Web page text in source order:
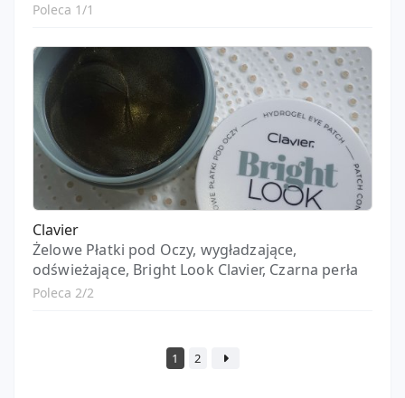
Poleca 1/1
Clavier
Żelowe Płatki pod Oczy, wygładzające,
odświeżające, Bright Look Clavier, Czarna perła
Poleca 2/2
1 2